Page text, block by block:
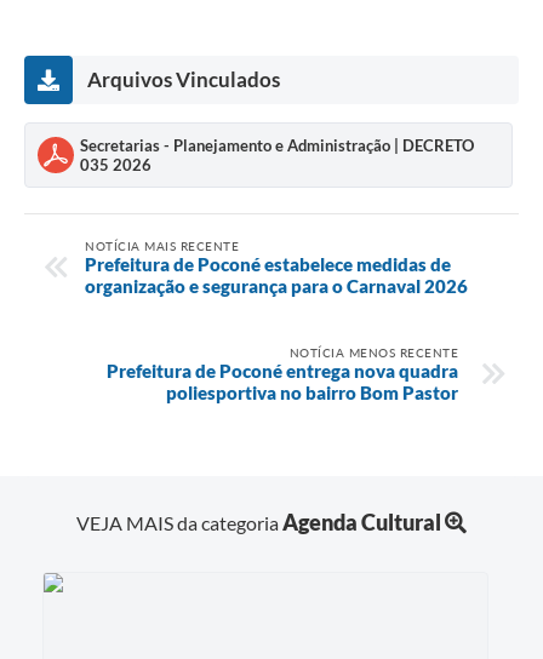
Arquivos Vinculados
Secretarias - Planejamento e Administração | DECRETO
035 2026
NOTÍCIA MAIS RECENTE
Prefeitura de Poconé estabelece medidas de
organização e segurança para o Carnaval 2026
NOTÍCIA MENOS RECENTE
Prefeitura de Poconé entrega nova quadra
poliesportiva no bairro Bom Pastor
VEJA MAIS da categoriaAgenda Cultural